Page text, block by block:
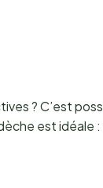
? C’est
est